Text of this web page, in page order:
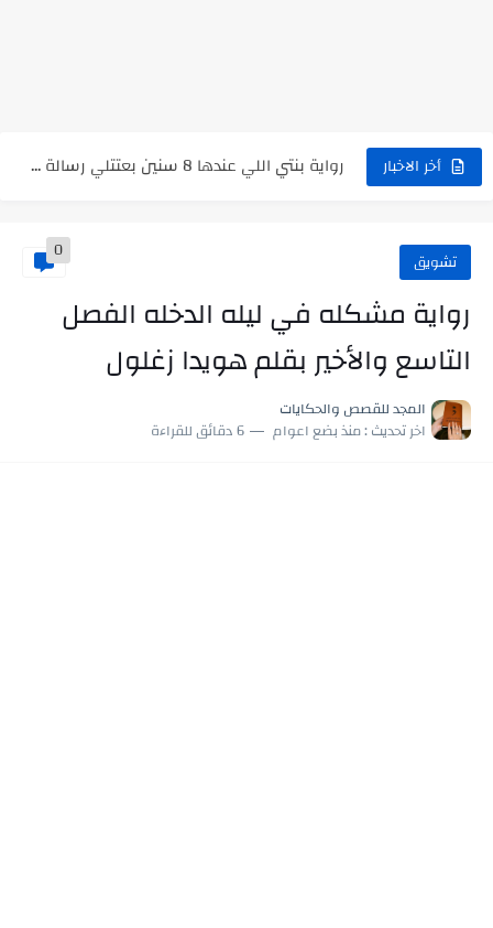
أخر الاخبار
رواية بنتي اللي عندها 8 سنين بعتتلي رسالة على الموبايل...
أجمل طريقة لإهداء دعاء مميز لمن تحب في ثوانٍ
تشويق 0
رواية مشكله في ليله الدخله الفصل
التاسع والأخير بقلم هويدا زغلول
المجد للقصص والحكايات
اخر تحديث :منذ بضع اعوام 6 دقائق للقراءة